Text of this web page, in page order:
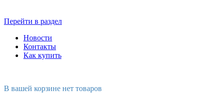
Перейти в раздел
Новости
Контакты
Как купить
В вашей корзине нет товаров